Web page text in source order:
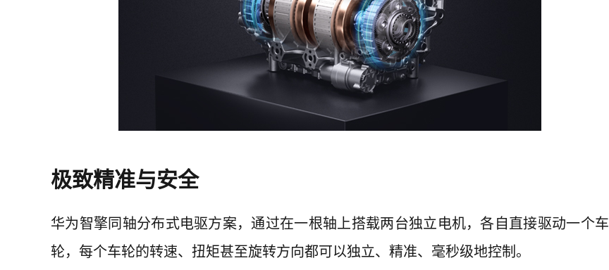
极致精准与安全
华为智擎同轴分布式电驱方案，通过在一根轴上搭载两台独立电机，各自直接驱动一个车
轮，每个车轮的转速、扭矩甚至旋转方向都可以独立、精准、毫秒级地控制。